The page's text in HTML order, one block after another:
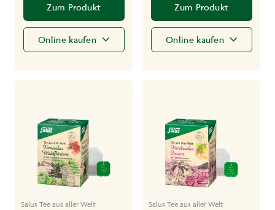
Zum Produkt
Online kaufen
Zum Produkt
Online kaufen
Salus Tee aus aller Welt Salus Tee aus aller Welt